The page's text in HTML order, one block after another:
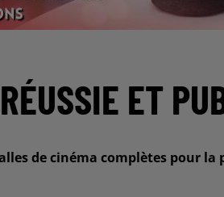
ET
de cinéma complètes pour